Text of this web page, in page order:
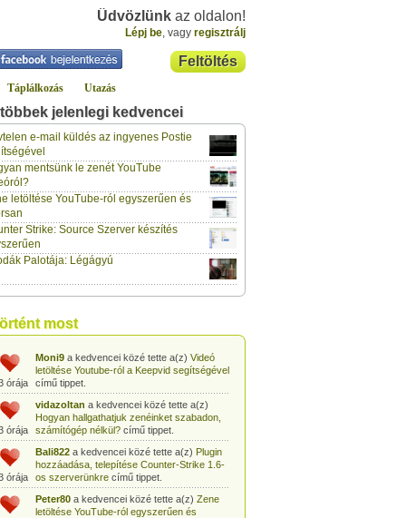
Üdvözlünk az oldalon!
Lépj be, vagy regisztrálj
Feltöltés
Táplálkozás Utazás
jelenlegi kedvencei
e-mail küldés az ingyenes Postie
mentsünk le zenét YouTube
letöltése YouTube-ról egyszerűen és
Strike: Source Szerver készítés
Palotája: Légágyú
most
órája
gabor733a kedvencei közé tette a(z)
Leopárdgekkó-etetés egyszerű csipesszel
című tippet.
órája
gabor733a kedvencei közé tette a(z)
című tippet.
órája
Hogyan készítsünk fűszeres-paradicsomos
pennét?
órája
gabor733a kedvencei közé tette a(z)
hónapos kortólcímű tippet.
órája
Babakonyha - Alma-banán püré készítése
egyszerűencímű tippet.
órája
Moni9a kedvencei közé tette a(z) Videó
letöltése Youtube-ról a Keepvid segítségével
című tippet.
órája
vidazoltan a kedvencei közé tette a(z)
Hogyan hallgathatjuk zenéinket szabadon,
számítógép nélkül?című tippet.
órája
Bali822a kedvencei közé tette a(z) Plugin
hozzáadása, telepítése Counter-Strike 1.6-
os szerverünkrecímű tippet.
Peter80a kedvencei közé tette a(z) Zene
letöltése YouTube-ról egyszerűen és